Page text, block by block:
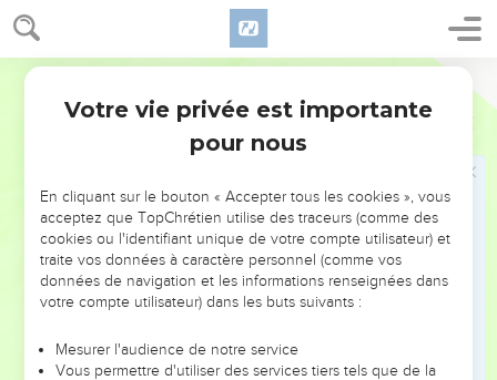
6
désastre, vous avez pris peur.
22 Vous ai-je demandé de me faire un cadeau, de prélever
pour moi une part de vos biens,
afin de m’arracher aux mains d’un ennemi et de me
moi en quoi j’ai commis une erreur.
Des arguments honnêtes ne blessent personne, mais sur
quoi portent les critiques que vous faites ?
Songez-vous donc à critiquer de simples mots ? Ce sont
des mots en l’air, d’un homme sans espoir.
Vous oseriez tirer au sort un orphelin, vous iriez jusqu’à
vendre votre propre ami !
Votre vie privée est importante
pour nous
En cliquant sur le bouton « Accepter tous les cookies », vous
acceptez que TopChrétien utilise des traceurs (comme des
cookies ou l'identifiant unique de votre compte utilisateur) et
traite vos données à caractère personnel (comme vos
données de navigation et les informations renseignées dans
votre compte utilisateur) dans les buts suivants :
Mesurer l'audience de notre service
Vous permettre d'utiliser des services tiers tels que de la